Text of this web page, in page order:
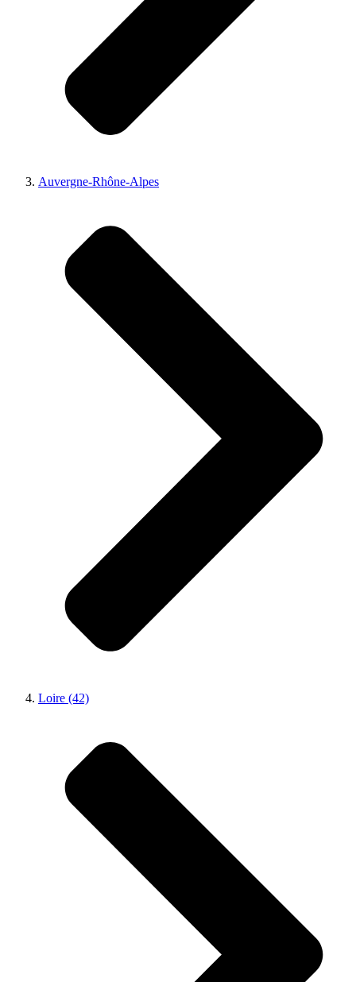
Auvergne-Rhône-Alpes
Loire (42)